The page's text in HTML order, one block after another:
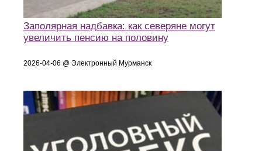
Заполярная надбавка: как северяне могут
увеличить пенсию на половину
2026-04-06 @ Электронный Мурманск